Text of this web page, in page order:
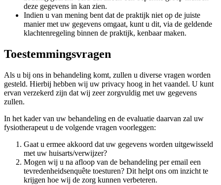
deze gegevens in kan zien.
Indien u van mening bent dat de praktijk niet op de juiste
manier met uw gegevens omgaat, kunt u dit, via de geldende
klachtenregeling binnen de praktijk, kenbaar maken.
Toestemmingsvragen
Als u bij ons in behandeling komt, zullen u diverse vragen worden
gesteld. Hierbij hebben wij uw privacy hoog in het vaandel. U kunt
ervan verzekerd zijn dat wij zeer zorgvuldig met uw gegevens
zullen.
In het kader van uw behandeling en de evaluatie daarvan zal uw
fysiotherapeut u de volgende vragen voorleggen:
Gaat u ermee akkoord dat uw gegevens worden uitgewisseld
met uw huisarts/verwijzer?
Mogen wij u na afloop van de behandeling per email een
tevredenheidsenquête toesturen? Dit helpt ons om inzicht te
krijgen hoe wij de zorg kunnen verbeteren.